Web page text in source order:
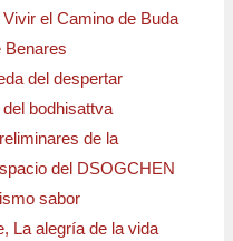
el Camino de Buda
Benares
del despertar
bodhisattva
de la
del DSOGCHEN
sabor
La alegría de la vida